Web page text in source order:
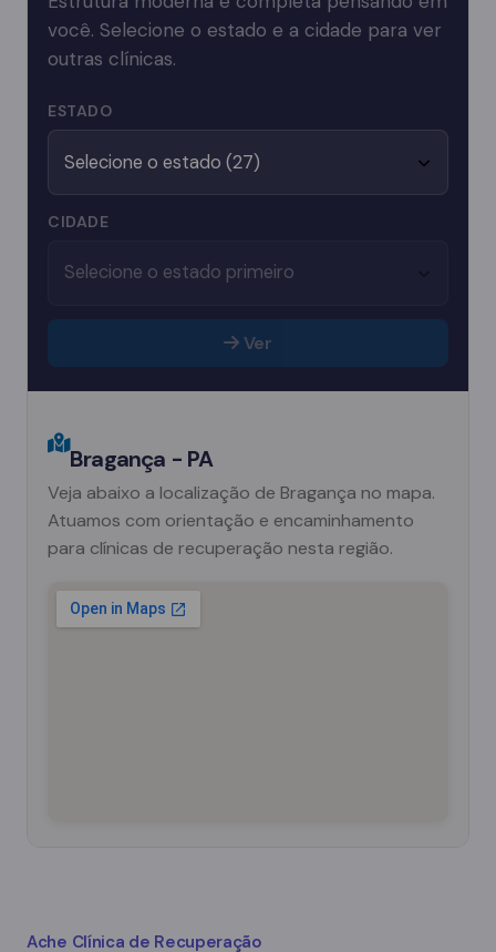
você. Selecione o estado e a cidade para ver
outras clínicas.
ESTADO
CIDADE
Ver
Bragança - PA
Veja abaixo a localização de Bragança no mapa.
Atuamos com orientação e encaminhamento
para clínicas de recuperação nesta região.
Ache Clínica de Recuperação